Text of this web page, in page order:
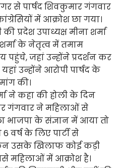
से पार्षद शिवकुमार गंगवार
में आक्रोश छा गया।
प्रदेश उपाध्यक्ष मीना शर्मा
के नेतृत्व में तमाम
पहुंचे, जहां उन्होंने प्रदर्शन कर
उन्होंने आरोपी पार्षद के
की।
ने कहा की होली के दिन
गंगवार ने महिलाओं से
भाजपा के संज्ञान में आया तो
वर्ष के लिए पार्टी से
उसके खिलाफ कोई कड़ी
महिलाओं में आक्रोश है।